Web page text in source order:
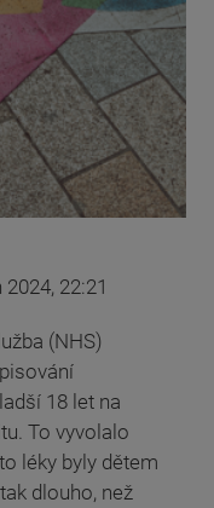
22:21
(NHS)
18 let na
To vyvolalo
léky byly dětem
dlouho, než